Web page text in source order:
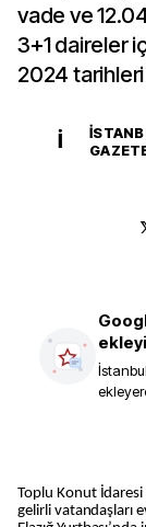
vade ve
3+1 daireler
2024 tarihleri
İ
Toplu Konut İdaresi Başkanlığı (TOKİ), Türkiye’nin çeşitli illerinde dar
gelirli vatandaşları